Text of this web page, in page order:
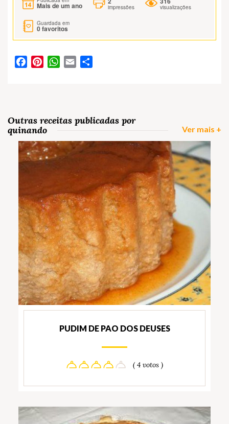
Mais de um ano impressões visualizações
Guardada em
0favoritos
FacebookPinterestWhatsApp
Email
Outras receitas publicadas por
quinando
Ver mais +
PUDIM DE PAO DOS DEUSES
( 4 votos )